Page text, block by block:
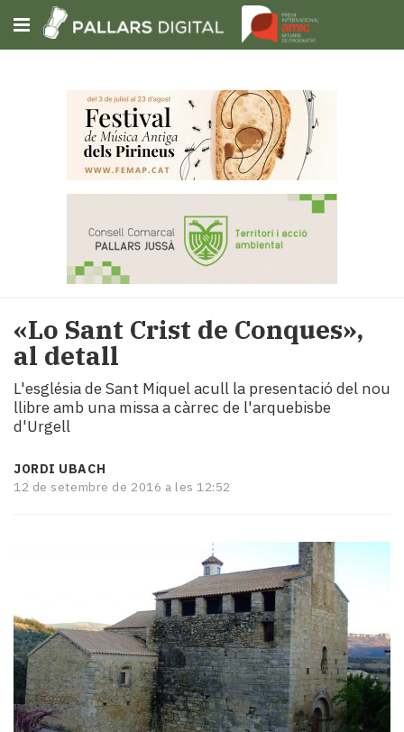
Subscriu-t'hi
Portada
Política
Economia
i
turisme
Cultura
Esports
temps
Reportatges
Entrevistes
Enquestes
A
«Lo Sant Crist de Conques»,
al detall
L'església de Sant Miquel acull la presentació del nou
llibre amb una missa a càrrec de l'arquebisbe
d'Urgell
JORDI UBACH
12 de setembre de 2016 a les 12:52